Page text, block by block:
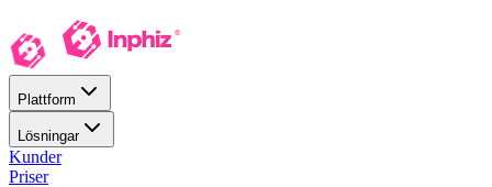
Plattform
Lösningar
Kunder
Priser